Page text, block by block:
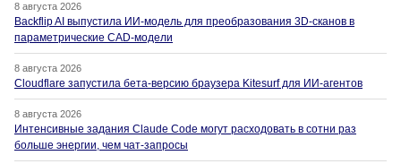
8 августа 2026
Backflip AI выпустила ИИ-модель для преобразования 3D-сканов в
параметрические CAD-модели
8 августа 2026
Cloudflare запустила бета-версию браузера Kitesurf для ИИ-агентов
8 августа 2026
Интенсивные задания Claude Code могут расходовать в сотни раз
больше энергии, чем чат-запросы